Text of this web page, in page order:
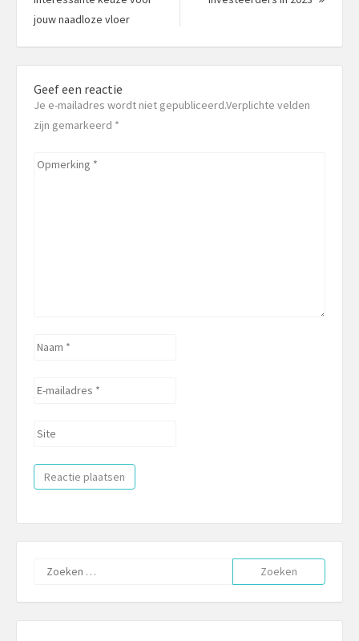
jouw naadloze vloerVorig
Geef een reactie
Je e-mailadres wordt niet gepubliceerd.Verplichte velden
zijn gemarkeerd *
Opmerking
Naam
E-
Site
Zoeken
naar: